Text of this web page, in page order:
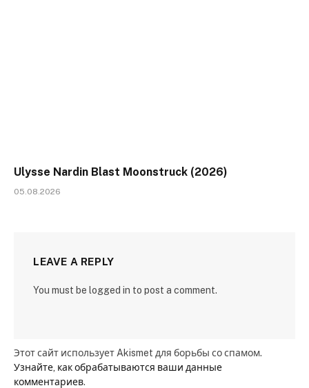
Ulysse Nardin Blast Moonstruck (2026)
05.08.2026
LEAVE A REPLY
You must be logged in to post a comment.
Этот сайт использует Akismet для борьбы со спамом.
Узнайте, как обрабатываются ваши данные
комментариев.